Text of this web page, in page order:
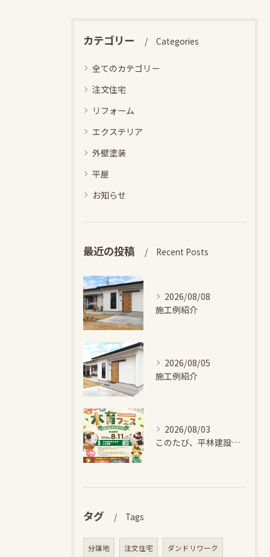
カテゴリー Categories
全てのカテゴリー
注文住宅
リフォーム
エクステリア
外壁塗装
平屋
お知らせ
最近の投稿 Recent Posts
2026/08/08
施工例紹介
2026/08/05
施工例紹介
2026/08/03
このたび、平林建設では、お子さまが木とふれあい・木について学...
タグ Tags
分譲地 注文住宅 ダンドリワーク